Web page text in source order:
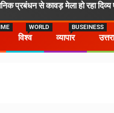
प्रबंधन से कावड़ मेला हो रहा दिव्य
विश्व
WORLD
व्यापार
BUSEINESS